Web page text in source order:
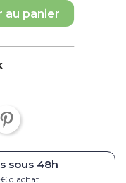
au panier
sous 48h
d'achat